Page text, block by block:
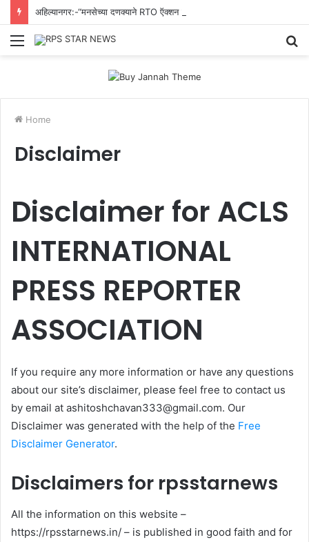
Menu
Home
Disclaimer
Disclaimer for ACLS
INTERNATIONAL
PRESS REPORTER
ASSOCIATION
If you require any more information or have any questions
about our site’s disclaimer, please feel free to contact us
by email at ashitoshchavan333@gmail.com. Our
Disclaimer was generated with the help of the Free
Disclaimer Generator.
Disclaimers for rpsstarnews
All the information on this website –
https://rpsstarnews.in/ – is published in good faith and for